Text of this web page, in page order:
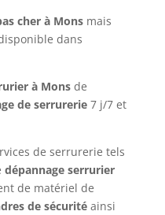
cherà Monsmais
dans
à Monsde
de serrurerie7 j/7 et
de serrurerie tels
dépannage serrurier
de matériel de
de sécuritéainsi